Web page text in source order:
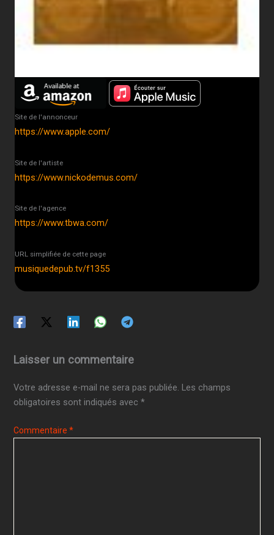
Site de l'annonceur
https://www.apple.com/
Site de l'artiste
https://www.nickodemus.com/
Site de l'agence
https://www.tbwa.com/
URL simplifiée de cette page
musiquedepub.tv/f1355
Laisser un commentaire
Votre adresse e-mail ne sera pas publiée. Les champs
obligatoires sont indiqués avec*
Commentaire*